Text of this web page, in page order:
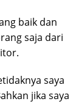
baik dan
saja dari
saya
jika saya